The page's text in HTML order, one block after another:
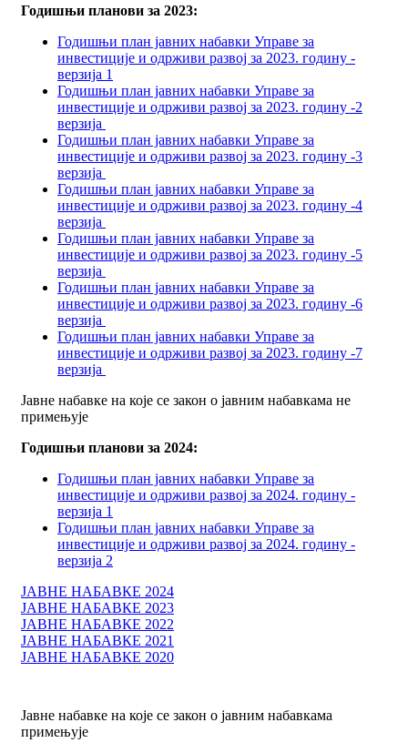
Годишњи планови за 2023:
Годишњи план јавних набавки Управе за
инвестиције и одрживи развој за 2023. годину -
верзија 1
Годишњи план јавних набавки Управе за
инвестиције и одрживи развој за 2023. годину -2
верзија
Годишњи план јавних набавки Управе за
инвестиције и одрживи развој за 2023. годину -3
верзија
Годишњи план јавних набавки Управе за
инвестиције и одрживи развој за 2023. годину -4
верзија
Годишњи план јавних набавки Управе за
инвестиције и одрживи развој за 2023. годину -5
верзија
Годишњи план јавних набавки Управе за
инвестиције и одрживи развој за 2023. годину -6
верзија
Годишњи план јавних набавки Управе за
инвестиције и одрживи развој за 2023. годину -7
верзија
Јавне набавке на које се закон о јавним набавкама не
примењује
Годишњи планови за 2024:
Годишњи план јавних набавки Управе за
инвестиције и одрживи развој за 2024. годину -
верзија 1
Годишњи план јавних набавки Управе за
инвестиције и одрживи развој за 2024. годину -
верзија 2
ЈАВНЕ НАБАВКЕ 2024
ЈАВНЕ НАБАВКЕ 2023
ЈАВНЕ НАБАВКЕ 2022
ЈАВНЕ НАБАВКЕ 2021
ЈАВНЕ НАБАВКЕ 2020
Јавне набавке на које се закон о јавним набавкама
примењује